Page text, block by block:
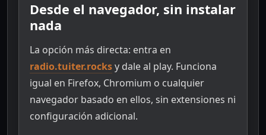
Desde el navegador, sin instalar
nada
La opción más directa: entra en
radio.tuiter.rocksy dale al play. Funciona
igual en Firefox, Chromium o cualquier
navegador basado en ellos, sin extensiones ni
configuración adicional.